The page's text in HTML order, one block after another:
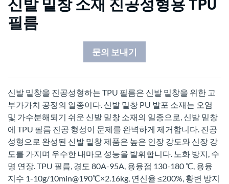
필름
문의 보내기
신발 밑창을 진공성형하는 TPU 필름은 신발 밑창을 위한 고
부가가치 공정의 일종이다. 신발 밑창 PU 발포 소재는 오염
및 가수분해되기 쉬운 신발 밑창 소재의 일종으로, 신발 밑창
에 TPU 필름 진공 형성이 문제를 완벽하게 제거합니다. 진공
성형으로 완성된 신발 밑창 제품은 높은 인장 강도와 신장 강
도를 가지며 우수한 내마모 성능을 발휘합니다. 노화 방지, 수
명 연장. TPU 필름, 경도 80A-95A, 용융점 130-180 ℃, 용융
지수 1-10g/10min@190℃×2.16kg, 연신율 ≤200%, 황변 방지